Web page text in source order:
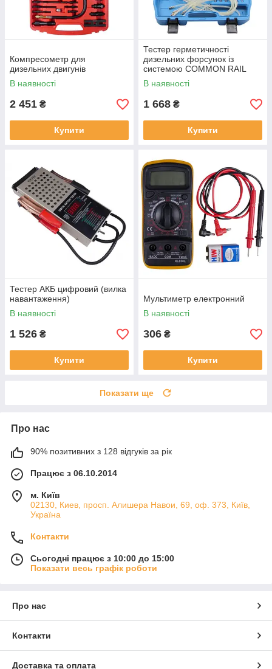
Компресометр для
дизельних двигунів
В наявності
2 451 ₴
Купити
Тестер герметичності
дизельних форсунок із
системою COMMON RAIL
В наявності
1 668 ₴
Купити
Тестер АКБ цифровий (вилка
навантаження)
В наявності
1 526 ₴
Купити
Мультиметр електронний
В наявності
306 ₴
Купити
Показати ще
Про нас
90% позитивних з 128 відгуків за рік
Працює з 06.10.2014
м. Київ
02130, Киев, просп. Алишера Навои, 69, оф. 373, Київ,
Україна
Контакти
Сьогодні працює з 10:00 до 15:00
Показати весь графік роботи
Про нас
Контакти
Доставка та оплата